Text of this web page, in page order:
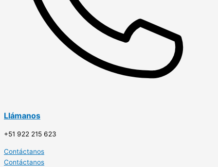
Llámanos
+51 922 215 623
Contáctanos
Contáctanos